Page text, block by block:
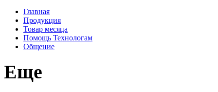
Главная
Продукция
Товар месяца
Помощь Технологам
Общение
Еще